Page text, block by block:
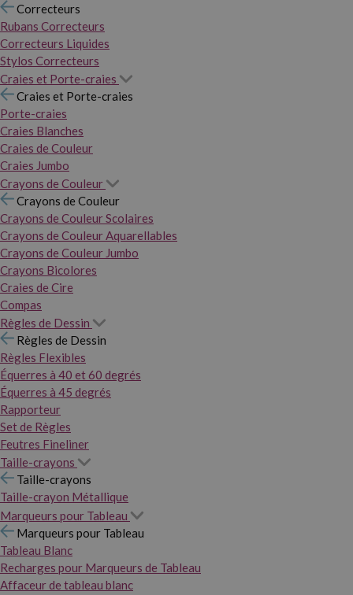
Correcteurs
Rubans Correcteurs
Correcteurs Liquides
Stylos Correcteurs
Craies et Porte-craies
Craies et Porte-craies
Porte-craies
Craies Blanches
Craies de Couleur
Craies Jumbo
Crayons de Couleur
Crayons de Couleur
Crayons de Couleur Scolaires
Crayons de Couleur Aquarellables
Crayons de Couleur Jumbo
Crayons Bicolores
Craies de Cire
Compas
Règles de Dessin
Règles de Dessin
Règles Flexibles
Équerres à 40 et 60 degrés
Équerres à 45 degrés
Rapporteur
Set de Règles
Feutres Fineliner
Taille-crayons
Taille-crayons
Taille-crayon Métallique
Marqueurs pour Tableau
Marqueurs pour Tableau
Tableau Blanc
Recharges pour Marqueurs de Tableau
Affaceur de tableau blanc